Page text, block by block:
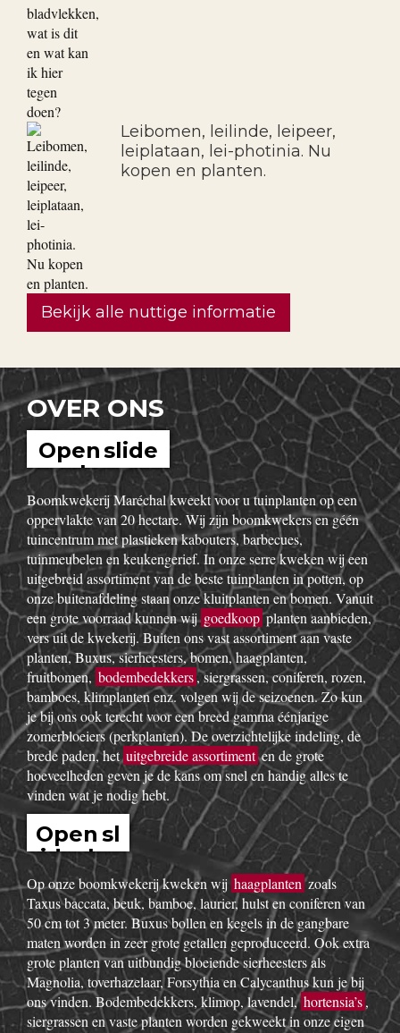
Leibomen, leilinde, leipeer,
leiplataan, lei-photinia. Nu
kopen en planten.
Bekijk alle nuttige informatie
OVER ONS
Open slide
show
Boomkwekerij Maréchal kweekt voor u tuinplanten op een
oppervlakte van 20 hectare. Wij zijn boomkwekers en géén
tuincentrum met plastieken kabouters, barbecues,
tuinmeubelen en keukengerief. In onze serre kweken wij een
uitgebreid assortiment van de beste tuinplanten in potten, op
onze buitenafdeling staan onze kluitplanten en bomen. Vanuit
een grote voorraad kunnen wijgoedkoopplanten aanbieden,
vers uit de kwekerij. Buiten ons vast assortiment aan vaste
planten, Buxus, sierheesters, bomen, haagplanten,
fruitbomen, bodembedekkers, siergrassen, coniferen, rozen,
bamboes, klimplanten enz. volgen wij de seizoenen. Zo kun
je bij ons ook terecht voor een breed gamma éénjarige
zomerbloeiers (perkplanten). De overzichtelijke indeling, de
brede paden, hetuitgebreide assortimenten de grote
hoeveelheden geven je de kans om snel en handig alles te
vinden wat je nodig hebt.
Open sl
idesho
w
Op onze boomkwekerij kweken wij haagplantenzoals
Taxus baccata, beuk, bamboe, laurier, hulst en coniferen van
50 cm tot 3 meter. Buxus bollen en kegels in de gangbare
maten worden in zeer grote getallen geproduceerd. Ook extra
grote planten van uitbundig bloeiende sierheesters als
Magnolia, toverhazelaar, Forsythia en Calycanthus kun je bij
ons vinden. Bodembedekkers, klimop, lavendel,hortensia’s,
siergrassen en vaste planten worden gekweekt in onze eigen